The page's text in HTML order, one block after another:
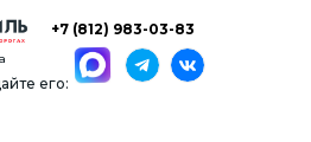
его:
+7 (812) 983-03-83